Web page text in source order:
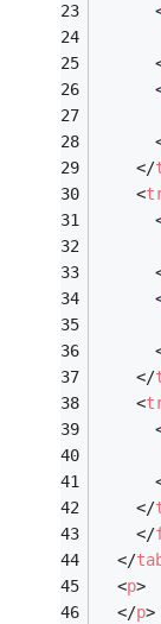
</
<
</
<
</
</
</
<p>
</p>